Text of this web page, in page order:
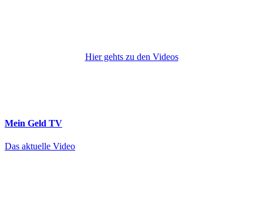
Hier gehts zu den Videos
Mein Geld TV
Das aktuelle Video